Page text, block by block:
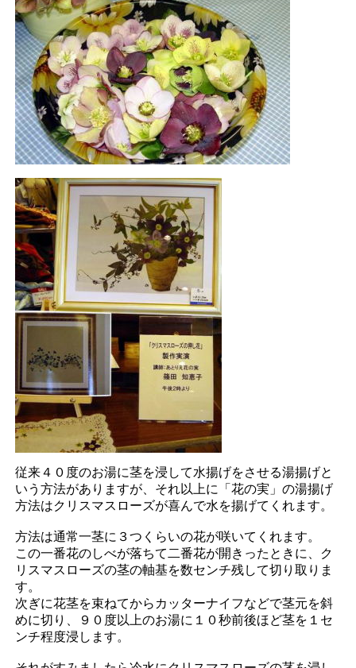
従来４０度のお湯に茎を浸して水揚げをさせる湯揚げと
いう方法がありますが、それ以上に「花の実」の湯揚げ
方法はクリスマスローズが喜んで水を揚げてくれます。
方法は通常一茎に３つくらいの花が咲いてくれます。
この一番花のしべが落ちて二番花が開きったときに、ク
リスマスローズの茎の軸基を数センチ残して切り取りま
す。
次ぎに花茎を束ねてからカッターナイフなどで茎元を斜
めに切り、９０度以上のお湯に１０秒前後ほど茎を１セ
ンチ程度浸します。